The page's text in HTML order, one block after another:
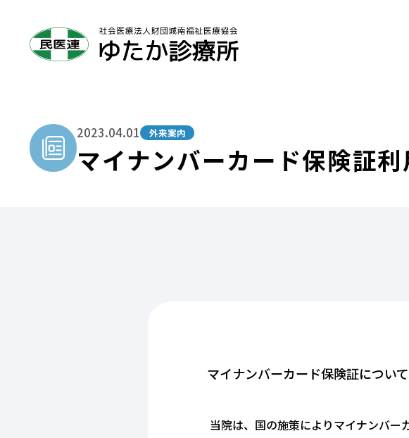
診療所について
About
診療所案内
診療科のご案内
Department
内科
健診のご案内
About
一般健診
2023.04.01 外来案内
マイナンバーカード保険証
マイナンバーカード保険証について
当院は、国の施策によりマイナンバー